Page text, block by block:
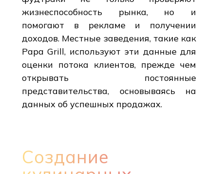
жизнеспособность рынка, но и
помогают в рекламе и получении
доходов. Местные заведения, такие как
Papa Grill, используют эти данные для
оценки потока клиентов, прежде чем
открывать постоянные
представительства, основываясь на
данных об успешных продажах.
Создание